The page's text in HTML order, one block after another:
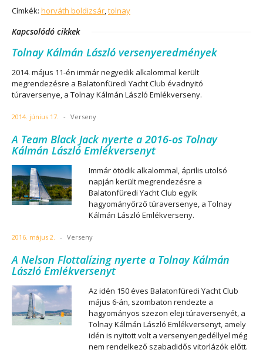
Címkék: horváth boldizsár,tolnay
Kapcsolódó cikkek
Tolnay Kálmán László versenyeredmények
2014. május 11-én immár negyedik alkalommal került
megrendezésre a Balatonfüredi Yacht Club évadnyitó
túraversenye, a Tolnay Kálmán László Emlékverseny.
2014. június 17. - Verseny
A Team Black Jack nyerte a 2016-os Tolnay
Kálmán László Emlékversenyt
Immár ötödik alkalommal, április utolsó
napján került megrendezésre a
Balatonfüredi Yacht Club egyik
hagyományőrző túraversenye, a Tolnay
Kálmán László Emlékverseny.
2016. május 2. - Verseny
A Nelson Flottalízing nyerte a Tolnay Kálmán
László Emlékversenyt
Az idén 150 éves Balatonfüredi Yacht Club
május 6-án, szombaton rendezte a
hagyományos szezon eleji túraversenyét, a
Tolnay Kálmán László Emlékversenyt, amely
idén is nyitott volt a versenyengedéllyel még
nem rendelkező szabadidős vitorlázók előtt.